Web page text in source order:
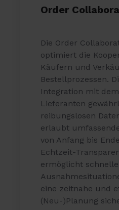
Order
Die Order
optimiert die
Käufern und
Bestellprozessen.
Integration mit
Lieferanten
reibungslosen
erlaubt
von Anfang bis
Echtzeit-
ermöglicht
eine zeitnahe und
(Neu-)Planung